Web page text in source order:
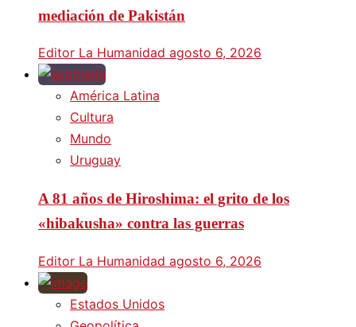
mediación de Pakistán
Editor La Humanidad agosto 6, 2026
América Latina
Cultura
Mundo
Uruguay
A 81 años de Hiroshima: el grito de los
«hibakusha» contra las guerras
Editor La Humanidad agosto 6, 2026
Estados Unidos